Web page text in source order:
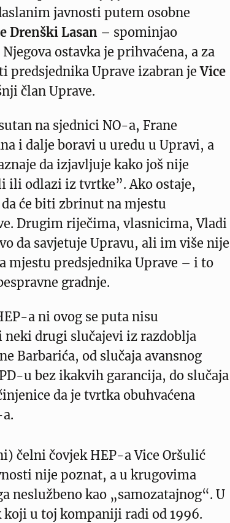
javnosti putem osobne
Drenški Lasan – spominjao
ostavka je prihvaćena, a za
predsjednika Uprave izabran jeVice
član Uprave.
na sjednici NO-a, Frane
i dalje boravi u uredu u Upravi, a
da izjavljuje kako još nije
ili odlazi iz tvrtke”. Ako ostaje,
će biti zbrinut na mjestu
Drugim riječima, vlasnicima, Vladi
da savjetuje Upravu, ali im više nije
mjestu predsjednika Uprave – i to
gradnje.
a ni ovog se puta nisu
drugi slučajevi iz razdoblja
Barbarića, od slučaja avansnog
u bez ikakvih garancija, do slučaja
da je tvrtka obuhvaćena
čelni čovjek HEP-a Vice Oršulić
nije poznat, a u krugovima
neslužbeno kao „samozatajnog“. U
u toj kompaniji radi od 1996.